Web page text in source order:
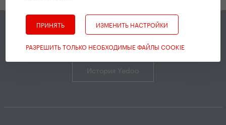
ПРИНЯТЬ ИЗМЕНИТЬ НАСТРОЙКИ
РАЗРЕШИТЬ ТОЛЬКО НЕОБХОДИМЫЕ ФАЙЛЫ COOKIE
История Yedoo
История Yedoo